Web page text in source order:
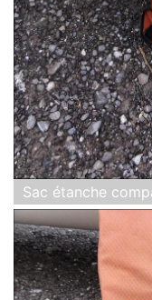
Sac étanche